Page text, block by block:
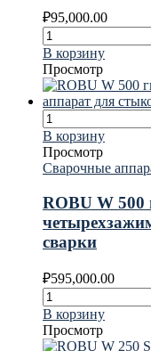
₽95,000.00
В корзину
Просмотр
В корзину
Просмотр
Сварочные
ROBU W 500
сварки
₽595,000.00
В корзину
Просмотр